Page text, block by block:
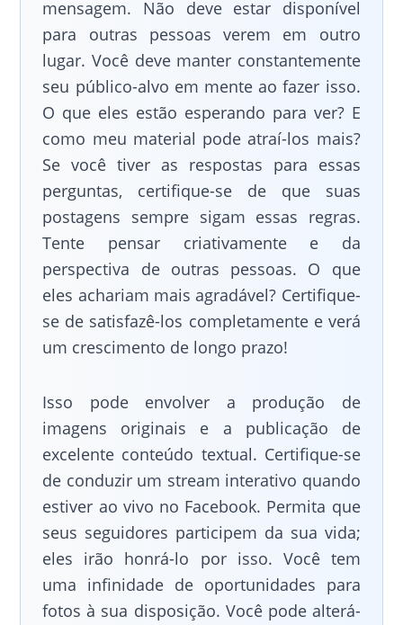
mensagem. Não deve estar disponível
para outras pessoas verem em outro
lugar. Você deve manter constantemente
seu público-alvo em mente ao fazer isso.
O que eles estão esperando para ver? E
como meu material pode atraí-los mais?
Se você tiver as respostas para essas
perguntas, certifique-se de que suas
postagens sempre sigam essas regras.
Tente pensar criativamente e da
perspectiva de outras pessoas. O que
eles achariam mais agradável? Certifique-
se de satisfazê-los completamente e verá
um crescimento de longo prazo!
Isso pode envolver a produção de
imagens originais e a publicação de
excelente conteúdo textual. Certifique-se
de conduzir um stream interativo quando
estiver ao vivo no Facebook. Permita que
seus seguidores participem da sua vida;
eles irão honrá-lo por isso. Você tem
uma infinidade de oportunidades para
fotos à sua disposição. Você pode alterá-